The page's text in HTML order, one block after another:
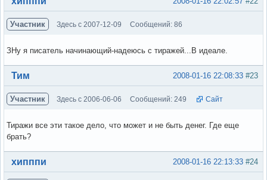
Участник Здесь с 2007-12-09 Сообщений: 86
ЗНу я писатель начинающий-надеюсь с тиражей...В идеале.
Вне форума #23
2008-01-16 22:08:33
Тим
Участник Здесь с 2006-06-06 Сообщений: 249 Сайт
Тиражи все эти такое дело, что может и не быть денег. Где еще
брать?
Вне форума #24
2008-01-16 22:13:33
хипппи